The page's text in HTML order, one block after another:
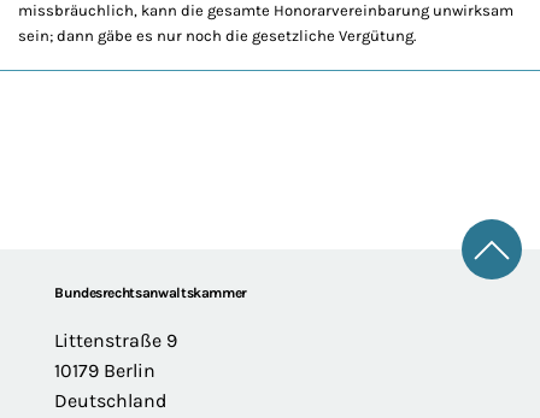
missbräuchlich, kann die gesamte Honorarvereinbarung unwirksam
sein; dann gäbe es nur noch die gesetzliche Vergütung.
FooterBundesrechtsanwaltskammer
Littenstraße 9
10179 Berlin
Deutschland